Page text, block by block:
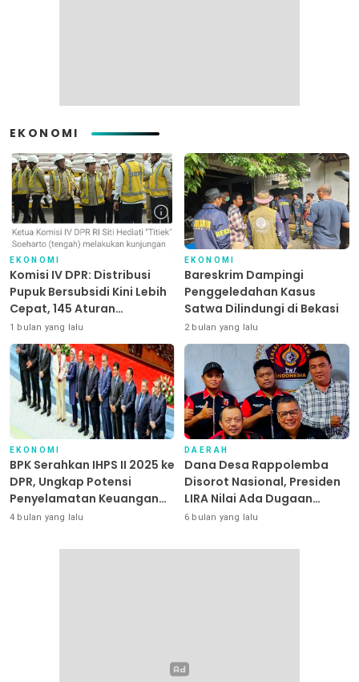
EKONOMI
EKONOMI
Komisi IV DPR: Distribusi
Pupuk Bersubsidi Kini Lebih
Cepat, 145 Aturan
Dipangkas
1 bulan yang lalu
EKONOMI
Bareskrim Dampingi
Penggeledahan Kasus
Satwa Dilindungi di Bekasi
2 bulan yang lalu
EKONOMI
BPK Serahkan IHPS II 2025 ke
DPR, Ungkap Potensi
Penyelamatan Keuangan
Negara Puluhan Triliun
4 bulan yang lalu
DAERAH
Dana Desa Rappolemba
Disorot Nasional, Presiden
LIRA Nilai Ada Dugaan
Abuse of Power
6 bulan yang lalu